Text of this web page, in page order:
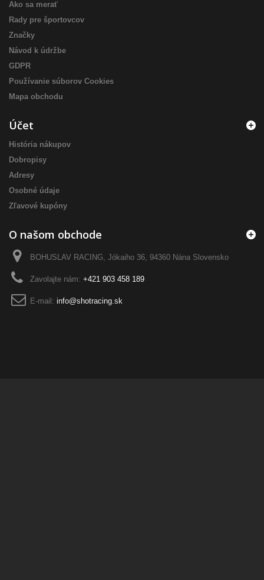
Ako sa merať
Rady pre športovcov
Značky
Návod k údržbe
GDPR
Používanie súborov Cookies
Mapa obchodu
Účet
História nákupov
Dobropisy
Adresy
Osobné údaje
Zľavové kupóny
O našom obchode
BOHUSLAV RACING, Jókaiho 36, 94360 Nána Slovensko
Zavolajte nám: +421 903 458 189
E-mail: info@shotracing.sk